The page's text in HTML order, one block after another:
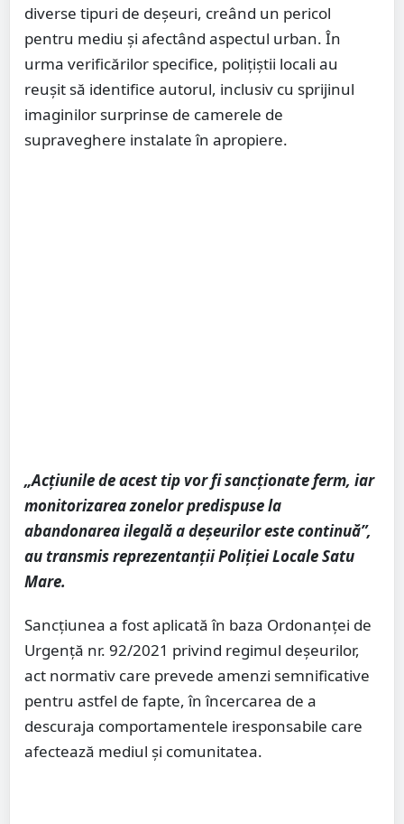
diverse tipuri de deșeuri, creând un pericol
pentru mediu și afectând aspectul urban. În
urma verificărilor specifice, polițiștii locali au
reușit să identifice autorul, inclusiv cu sprijinul
imaginilor surprinse de camerele de
supraveghere instalate în apropiere.
„Acțiunile de acest tip vor fi sancționate ferm, iar
monitorizarea zonelor predispuse la
abandonarea ilegală a deșeurilor este continuă”,
au transmis reprezentanții Poliției Locale Satu
Mare.
Sancțiunea a fost aplicată în baza Ordonanței de
Urgență nr. 92/2021 privind regimul deșeurilor,
act normativ care prevede amenzi semnificative
pentru astfel de fapte, în încercarea de a
descuraja comportamentele iresponsabile care
afectează mediul și comunitatea.